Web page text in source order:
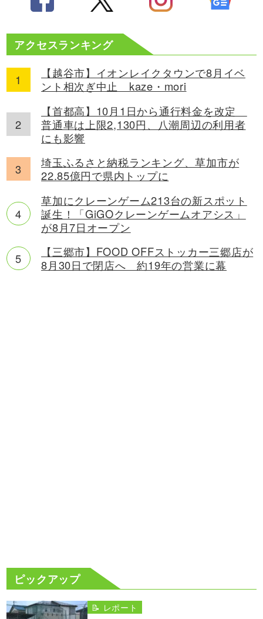
アクセスランキング
【越谷市】イオンレイクタウンで8月イベ
ント相次ぎ中止 kaze・mori
【首都高】10月1日から通行料金を改定
普通車は上限2,130円、八潮周辺の利用者
にも影響
埼玉ふるさと納税ランキング、草加市が
22.85億円で県内トップに
草加にクレーンゲーム213台の新スポット
誕生！「GiGOクレーンゲームオアシス」
が8月7日オープン
【三郷市】FOOD OFFストッカー三郷店が
8月30日で閉店へ 約19年の営業に幕
ピックアップ
📝 レポート